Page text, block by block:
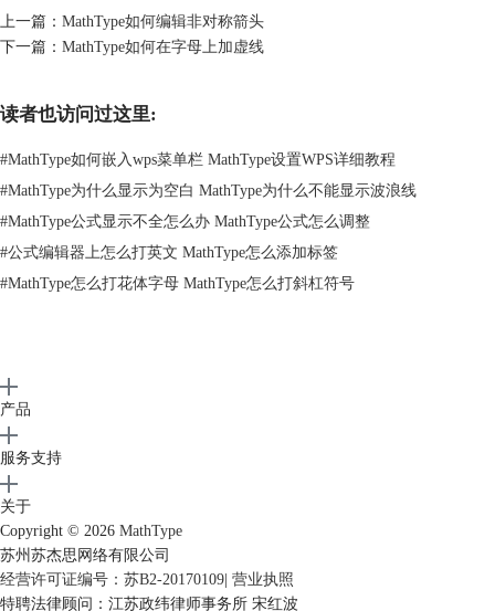
3.输入模板以后，在文字框中输入你想添加的文字说明就可以了。
提示：在给非对称箭头添加文字说明时，不要使用箭头符号模板中非对称
箭头，如果使用这里面的模板，就将将不能对这个符号添加文字说明。只
需要直接使用“标签的箭头模板”里面的模板符号就可以了，这个模板直接
就是箭头带有输入框的，这样就可以在箭头的输入框中添加文字了。
以上内容向大家介绍了MathType非对称箭头添加文字的操作方法，这个
上一篇： MathType如何编辑非对称箭头
下一篇： MathType如何在字母上加虚线
读者也访问过这里:
#MathType如何嵌入wps菜单栏 MathType设置WPS详细教程
#MathType为什么显示为空白 MathType为什么不能显示波浪线
#MathType公式显示不全怎么办 MathType公式怎么调整
#公式编辑器上怎么打英文 MathType怎么添加标签
#MathType怎么打花体字母 MathType怎么打斜杠符号
产品
服务支持
关于
Copyright © 2026 MathType
苏州苏杰思网络有限公司
经营许可证编号：苏B2-20170109 营业执照
特聘法律顾问：江苏政纬律师事务所 宋红波